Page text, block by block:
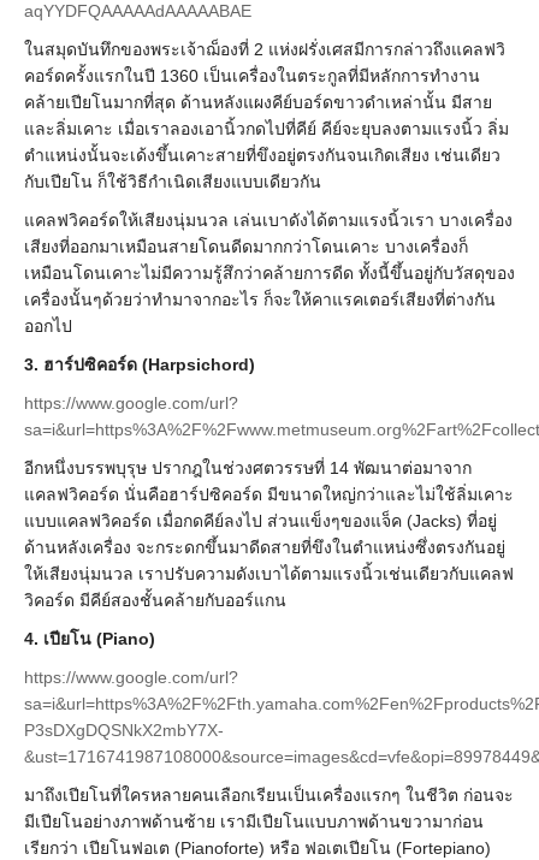
aqYYDFQAAAAAdAAAAABAE
ในสมุดบันทึกของพระเจ้าฌ็องที่ 2 แห่งฝรั่งเศสมีการกล่าวถึงแคลฟวิ
คอร์ดครั้งแรกในปี 1360 เป็นเครื่องในตระกูลที่มีหลักการทำงาน
คล้ายเปียโนมากที่สุด ด้านหลังแผงคีย์บอร์ดขาวดำเหล่านั้น มีสาย
และลิ่มเคาะ เมื่อเราลองเอานิ้วกดไปที่คีย์ คีย์จะยุบลงตามแรงนิ้ว ลิ่ม
ตำแหน่งนั้นจะเด้งขึ้นเคาะสายที่ขึงอยู่ตรงกันจนเกิดเสียง เช่นเดียว
กับเปียโน ก็ใช้วิธีกำเนิดเสียงแบบเดียวกัน
แคลฟวิคอร์ดให้เสียงนุ่มนวล เล่นเบาดังได้ตามแรงนิ้วเรา บางเครื่อง
เสียงที่ออกมาเหมือนสายโดนดีดมากกว่าโดนเคาะ บางเครื่องก็
เหมือนโดนเคาะไม่มีความรู้สึกว่าคล้ายการดีด ทั้งนี้ขึ้นอยู่กับวัสดุของ
เครื่องนั้นๆด้วยว่าทำมาจากอะไร ก็จะให้คาแรคเตอร์เสียงที่ต่างกัน
ออกไป
3. ฮาร์ปซิคอร์ด (Harpsichord)
https://www.google.com/url?
อีกหนึ่งบรรพบุรุษ ปรากฎในช่วงศตวรรษที่ 14 พัฒนาต่อมาจาก
แคลฟวิคอร์ด นั่นคือฮาร์ปซิคอร์ด มีขนาดใหญ่กว่าและไม่ใช้ลิ่มเคาะ
แบบแคลฟวิคอร์ด เมื่อกดคีย์ลงไป ส่วนแข็งๆของแจ็ค (Jacks) ที่อยู่
ด้านหลังเครื่อง จะกระดกขึ้นมาดีดสายที่ขึงในตำแหน่งซึ่งตรงกันอยู่
ให้เสียงนุ่มนวล เราปรับความดังเบาได้ตามแรงนิ้วเช่นเดียวกับแคลฟ
วิคอร์ด มีคีย์สองชั้นคล้ายกับออร์แกน
4. เปียโน (Piano)
https://www.google.com/url?
P3sDXgDQSNkX2mbY7X-
มาถึงเปียโนที่ใครหลายคนเลือกเรียนเป็นเครื่องแรกๆ ในชีวิต ก่อนจะ
มีเปียโนอย่างภาพด้านซ้าย เรามีเปียโนแบบภาพด้านขวามาก่อน
เรียกว่า เปียโนฟอเต (Pianoforte) หรือ ฟอเตเปียโน (Fortepiano)